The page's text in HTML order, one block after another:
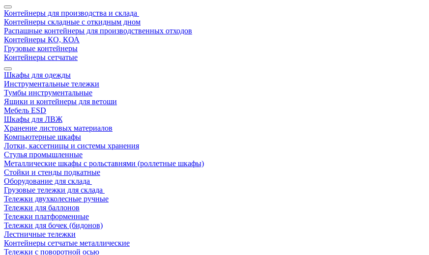
Контейнеры для производства и склада
Контейнеры складные с откидным дном
Распашные контейнеры для производственных отходов
Контейнеры КО, КОА
Грузовые контейнеры
Контейнеры сетчатые
Шкафы для одежды
Инструментальные тележки
Тумбы инструментальные
Ящики и контейнеры для ветоши
Мебель ESD
Шкафы для ЛВЖ
Хранение листовых материалов
Компьютерные шкафы
Лотки, кассетницы и системы хранения
Стулья промышленные
Металлические шкафы с рольставнями (роллетные шкафы)
Стойки и стенды подкатные
Оборудование для склада
Грузовые тележки для склада
Тележки двухколесные ручные
Тележки для баллонов
Тележки платформенные
Тележки для бочек (бидонов)
Лестничные тележки
Контейнеры сетчатые металлические
Тележки с поворотной осью